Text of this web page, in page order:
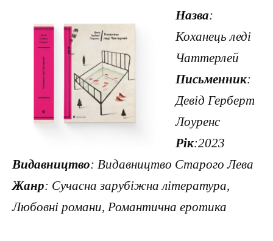
Назва:
Коханець леді
Чаттерлей
Письменник:
Девід Герберт
Лоуренс
Рік:2023
Видавництво: Видавництво Старого Лева
Жанр: Сучасна зарубіжна література,
Любовні романи, Романтична еротика